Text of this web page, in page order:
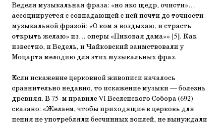
Веделя музыкальная фраза: «но яко щедр, очисти»…
ассоциируется с совпадающей с ней почти до точности
музыкальной фразой: «О ком я воздыхаю, и страсть
открыть желаю» из… оперы «Пиковая дама»» [5]. Как
известно, и Ведель, и Чайковский заимствовали у
Моцарта мелодию для этих музыкальных фраз.
Если искажение церковной живописи началось
сравнительно недавно, то искажение музыки — болезнь
древняя. В 75–м правиле VI Вселенского Собора (692)
сказано: «Желаем, чтобы приходящие в церковь для
пения не употребляли бесчинных воплей, не вынуждали